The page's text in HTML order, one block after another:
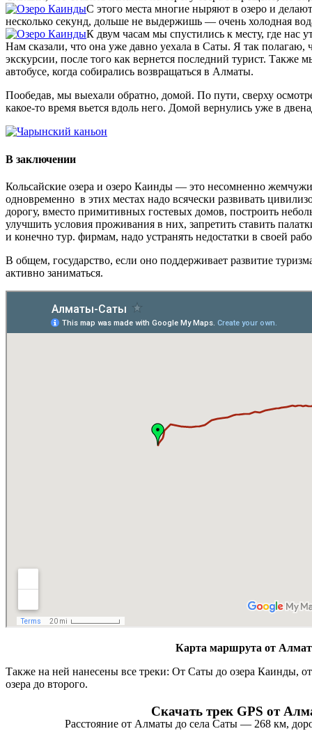
С этого места многие ныряют в озеро и
несколько секунд, дольше не выдержишь — очень холодная
К двум часам мы спустились к месту, где нас
Нам сказали, что она уже давно уехала в Саты. Я так полагаю,
экскурсии, после того как вернется последний турист. Также
автобусе, когда собирались возвращаться в Алматы.
Пообедав, мы выехали обратно, домой. По пути, сверху
какое-то время вьется вдоль него. Домой вернулись уже в
В заключении
Кольсайские озера и озеро Каинды — это несомненно
одновременно в этих местах надо всячески развивать
дорогу, вместо примитивных гостевых домов, построить
улучшить условия проживания в них, запретить ставить
и конечно тур. фирмам, надо устранять недостатки в своей
В общем, государство, если оно поддерживает развитие
активно заниматься.
Карта маршрута от
Также на ней нанесены все треки: От Саты до озера Каинды,
озера до второго.
Скачать трек GPS от
Расстояние от Алматы до села Саты — 268 км,